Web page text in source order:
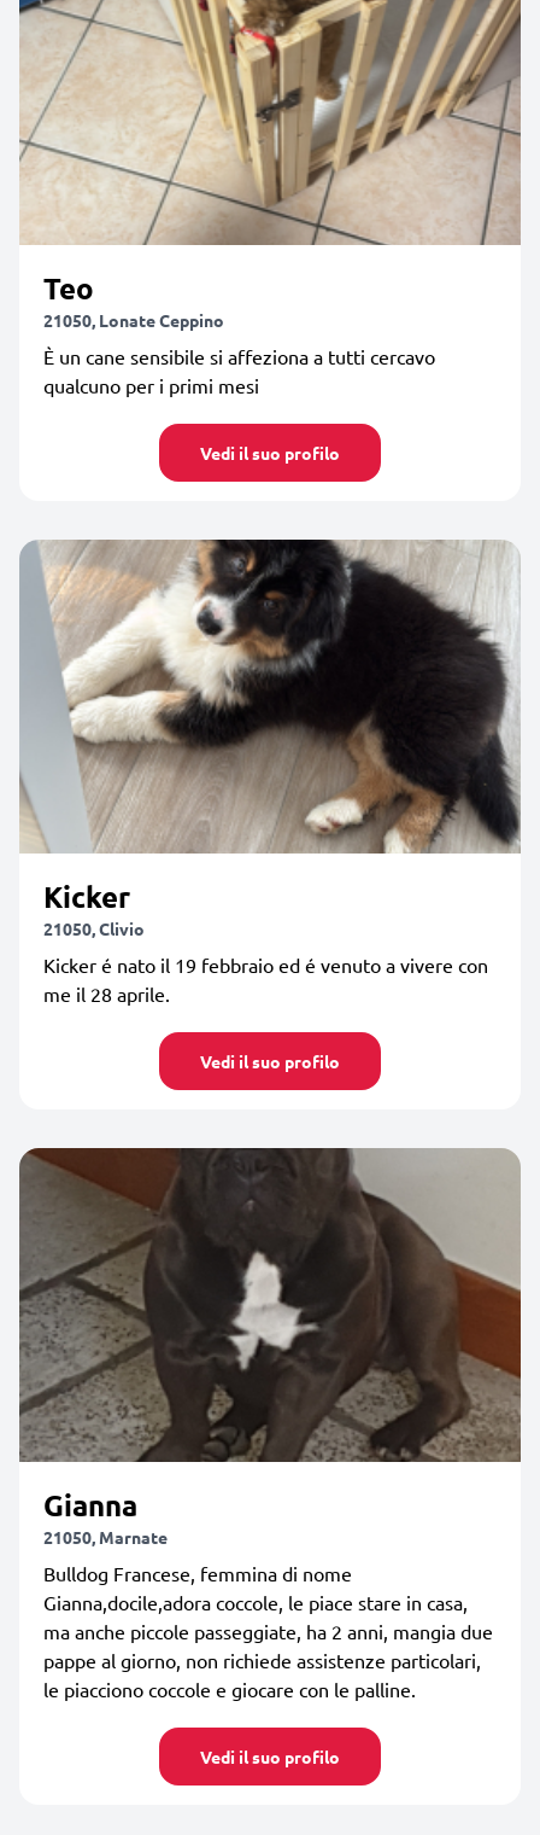
Teo
21050, Lonate Ceppino
È un cane sensibile si affeziona a tutti cercavo
qualcuno per i primi mesi
Vedi il suo profilo
Kicker
21050, Clivio
Kicker é nato il 19 febbraio ed é venuto a vivere con
me il 28 aprile.
Vedi il suo profilo
Gianna
21050, Marnate
Bulldog Francese, femmina di nome
Gianna,docile,adora coccole, le piace stare in casa,
ma anche piccole passeggiate, ha 2 anni, mangia due
pappe al giorno, non richiede assistenze particolari,
le piacciono coccole e giocare con le palline.
Vedi il suo profilo